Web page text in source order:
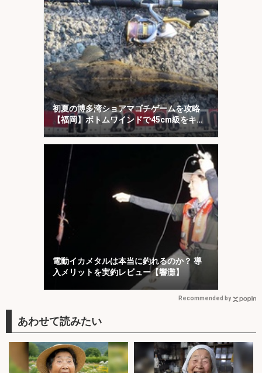
初夏の博多湾ショアマゴチゲームを攻略
【福岡】ボトムワインドで45cm級をキャ
ッチ！
電動イカメタルは本当に釣れるのか？ 導
入メリットを実釣レビュー【響灘】
Recommended by